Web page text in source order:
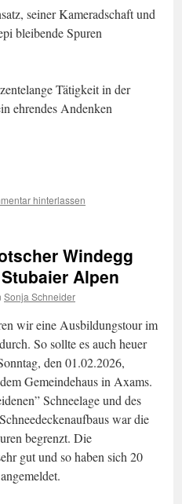
seiner Kameradschaft und
bleibende Spuren
Tätigkeit in der
ehrendes Andenken
hinterlassen
Windegg
Alpen
Sonja Schneider
wir eine Ausbildungstour im
So sollte es auch heuer
den 01.02.2026,
Gemeindehaus in Axams.
Schneelage und des
war die
begrenzt. Die
gut und so haben sich 20